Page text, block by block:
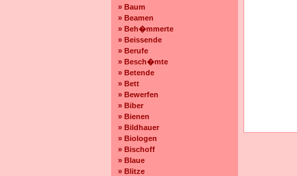
» Baum
» Beamen
» Beh�mmerte
» Beissende
» Berufe
» Besch�mte
» Betende
» Bett
» Bewerfen
» Biber
» Bienen
» Bildhauer
» Biologen
» Bischoff
» Blaue
» Blitze